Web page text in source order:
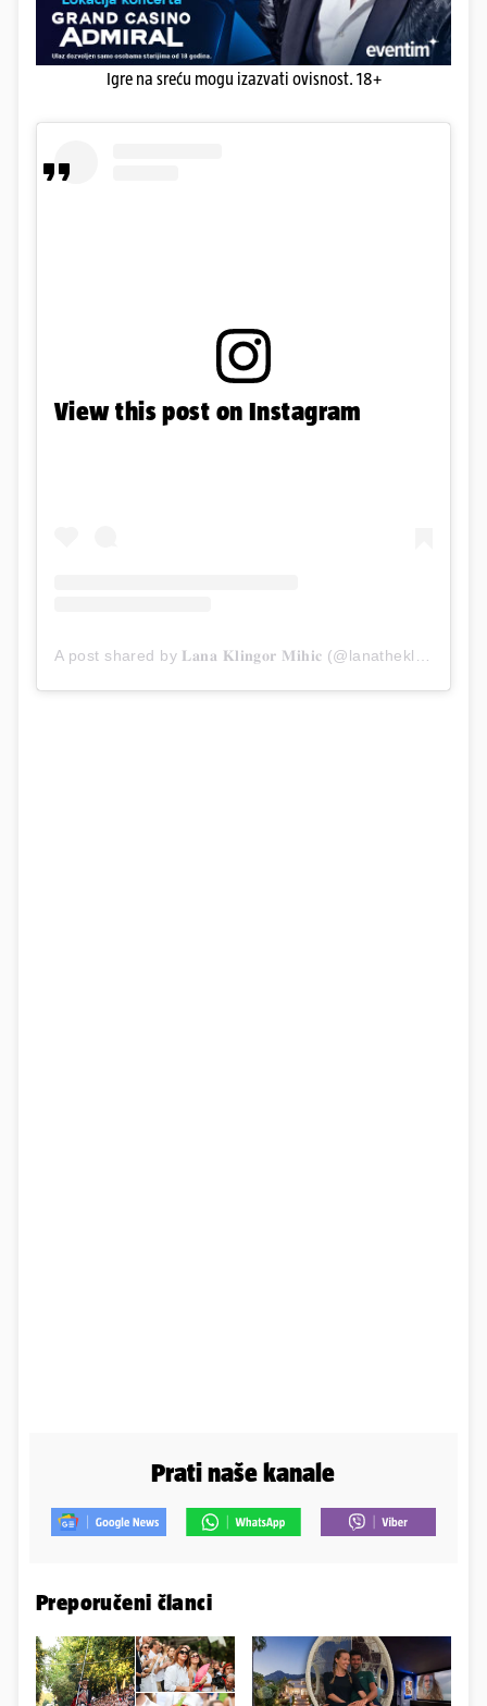
Igre na sreću mogu izazvati ovisnost. 18+
View this post on Instagram
Prati naše kanale
Preporučeni članci